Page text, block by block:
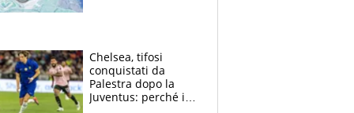
Chelsea, tifosi
conquistati da
Palestra dopo la
Juventus: perché i